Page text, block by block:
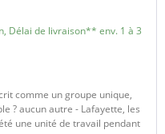
Délai de livraison** env. 1 à 3
comme un groupe unique,
? aucun autre - Lafayette, les
une unité de travail pendant